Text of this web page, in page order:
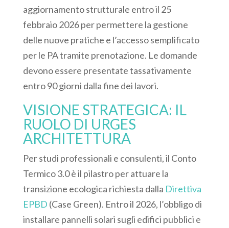
aggiornamento strutturale entro il 25
febbraio 2026per permettere la gestione
delle nuove pratiche e l’accesso semplificato
per le PA tramite prenotazione. Le domande
devono essere presentate tassativamente
entro90 giorni dalla fine dei lavori.
VISIONE STRATEGICA: IL
RUOLO DI URGES
ARCHITETTURA
Per studi professionali e consulenti, il Conto
Termico 3.0 è il pilastro per attuare la
transizione ecologica richiesta dalla Direttiva
EPBD (Case Green). Entro il 2026, l’obbligo di
installare pannelli solari sugli edifici pubblici e